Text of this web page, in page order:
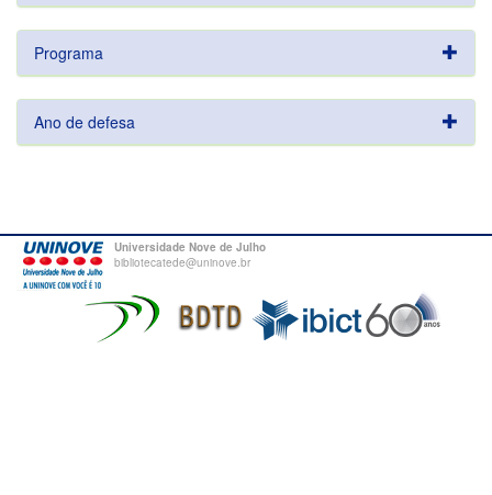
Programa
Ano de defesa
Universidade Nove de Julho
bibliotecatede@uninove.br